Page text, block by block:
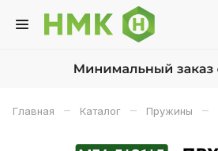
Главная – Каталог – Пружины –